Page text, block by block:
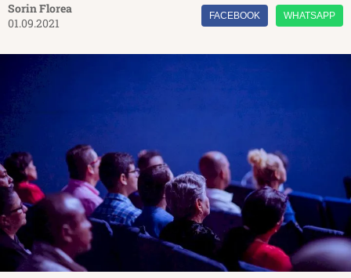
Sorin Florea
01.09.2021
FACEBOOK WHATSAPP